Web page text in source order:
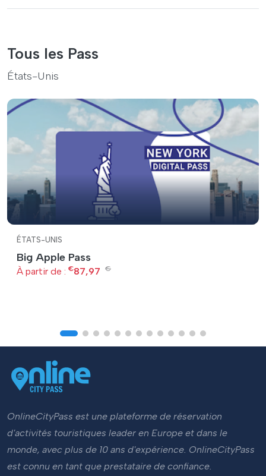
Tous les Pass
États-Unis
ÉTATS-UNIS
Big Apple Pass
À partir de : €87,97 €
OnlineCityPass est une plateforme de réservation
d'activités touristiques leader en Europe et dans le
monde, avec plus de 10 ans d'expérience. OnlineCityPass
est connu en tant que prestataire de confiance.